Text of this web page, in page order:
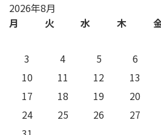
2026年8月
月
火 水 木
3
4 5 6
10
11 12 13
17
18 19 20
24
25 26 27